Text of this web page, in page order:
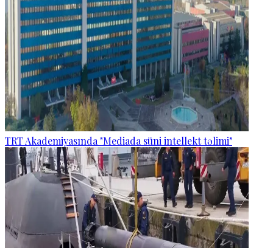
TRT Akademiyasında "Mediada süni intellekt təlimi"